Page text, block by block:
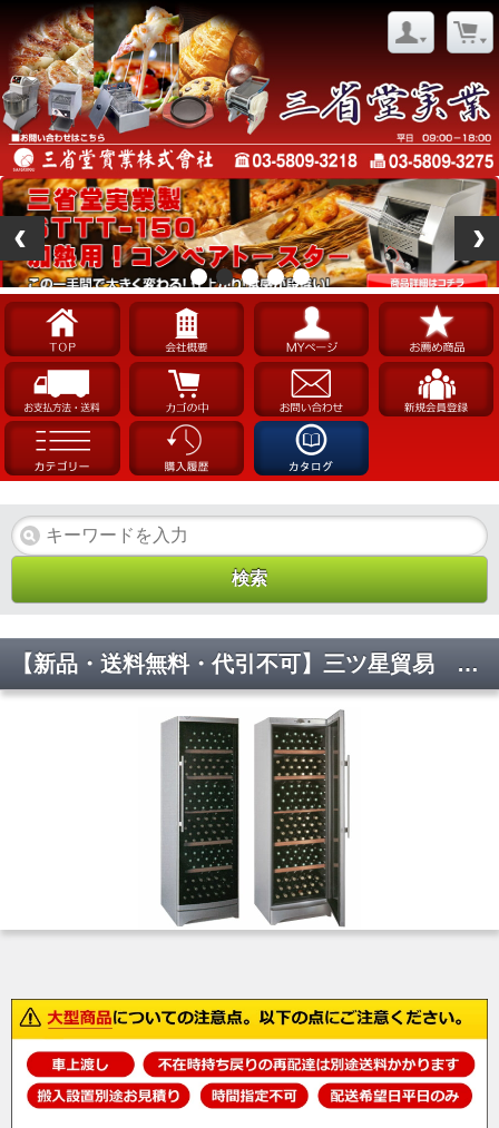
【新品・送料無料・代引不可】三ツ星貿易 ワインキャビネット VF-373C 373L・120本収納 W600*D595*H1860